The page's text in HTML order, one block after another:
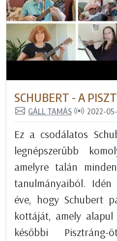
SCHUBERT - A
GÁLL TAMÁS 2022-05-
Ez a csodálatos
legnépszerűbb
amelyre talán
tanulmányaiból.
éve, hogy Schubert
kottáját, amely
későbbi Pisztráng-